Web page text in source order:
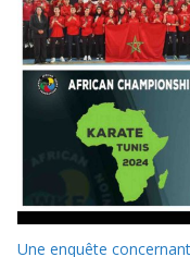
Une enquête